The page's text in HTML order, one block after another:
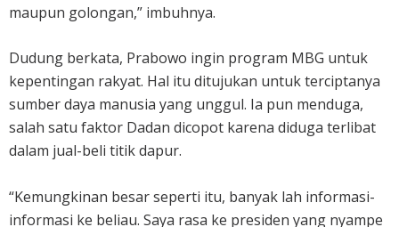
maupun golongan,” imbuhnya.
Dudung berkata, Prabowo ingin program MBG untuk
kepentingan rakyat. Hal itu ditujukan untuk terciptanya
sumber daya manusia yang unggul. Ia pun menduga,
salah satu faktor Dadan dicopot karena diduga terlibat
dalam jual-beli titik dapur.
“Kemungkinan besar seperti itu, banyak lah informasi-
informasi ke beliau. Saya rasa ke presiden yang nyampe